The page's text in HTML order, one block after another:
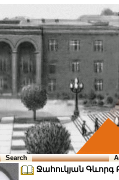
Search
Ջահուկյան Գևորգ